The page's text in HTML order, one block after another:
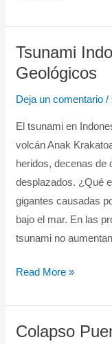
Tsunami
Geológicos
Deja un comentario /
El tsunami en
volcán Anak
heridos, decenas de
desplazados. ¿Qué
gigantes causadas
bajo el mar. En las
tsunami no aumentan
Tsunami
Indonesia
Riesgos
Geológicos
Read More »
Colapso
Colapso